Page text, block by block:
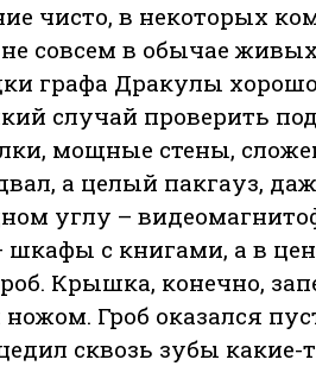
чисто, в некоторых
совсем в обычае
графа Дракулы
случай проверить
мощные стены,
а целый пакгауз,
углу –
шкафы с книгами, а в
Крышка, конечно,
Гроб оказался
сквозь зубы какие-